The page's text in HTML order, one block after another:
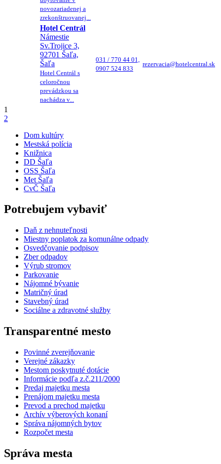
novozariadenej a
zrekonštruovanej...
Hotel Centrál
Námestie
Sv.Trojice 3,
92701 Šaľa,
Šaľa
Hotel Centrál s
celoročnou
prevádzkou sa
nachádza v...
031 / 770 44 01,
0907 524 833
rezervacia@hotelcentral.sk
1
2
Dom kultúry
Mestská polícia
Knižnica
DD Šaľa
OSS Šaľa
Met Šaľa
CvČ Šaľa
Potrebujem vybaviť
Daň z nehnuteľnosti
Miestny poplatok za komunálne odpady
Osvedčovanie podpisov
Zber odpadov
Výrub stromov
Parkovanie
Nájomné bývanie
Matričný úrad
Stavebný úrad
Sociálne a zdravotné služby
Transparentné mesto
Povinné zverejňovanie
Verejné zákazky
Mestom poskytnuté dotácie
Informácie podľa z.č.211/2000
Predaj majetku mesta
Prenájom majetku mesta
Prevod a prechod majetku
Archív výberových konaní
Správa nájomných bytov
Rozpočet mesta
Správa mesta